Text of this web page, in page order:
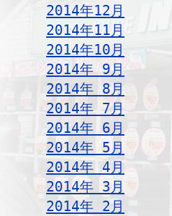
2014年12月
2014年11月
2014年10月
2014年 9月
2014年 8月
2014年 7月
2014年 6月
2014年 5月
2014年 4月
2014年 3月
2014年 2月